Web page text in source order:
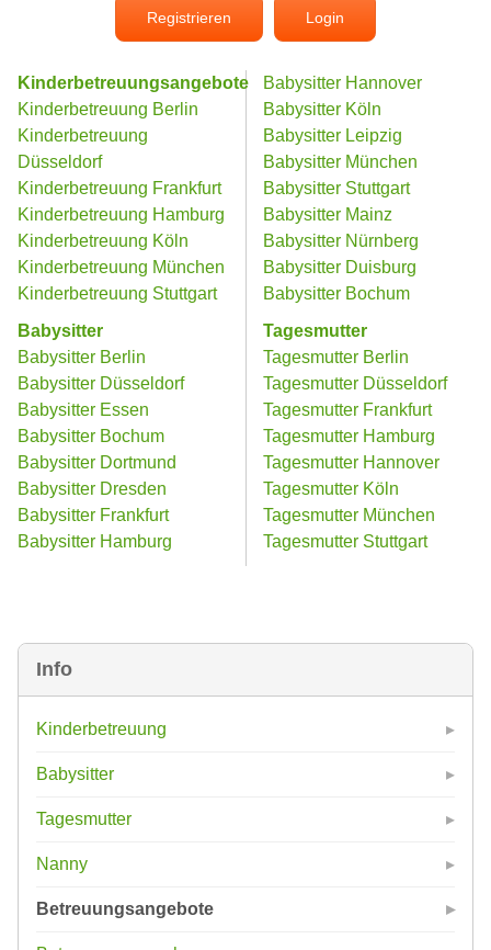
Info
Kinderbetreuung
Babysitter
Tagesmutter
Nanny
Betreuungsangebote
Registrieren Login
Kinderbetreuungsangebote
Kinderbetreuung Berlin
Kinderbetreuung
Düsseldorf
Kinderbetreuung Frankfurt
Kinderbetreuung Hamburg
Kinderbetreuung Köln
Kinderbetreuung München
Kinderbetreuung Stuttgart
Babysitter
Babysitter Berlin
Babysitter Düsseldorf
Babysitter Essen
Babysitter Bochum
Babysitter Dortmund
Babysitter Dresden
Babysitter Frankfurt
Babysitter Hamburg
Babysitter Hannover
Babysitter Köln
Babysitter Leipzig
Babysitter München
Babysitter Stuttgart
Babysitter Mainz
Babysitter Nürnberg
Babysitter Duisburg
Babysitter Bochum
Tagesmutter
Tagesmutter Berlin
Tagesmutter Düsseldorf
Tagesmutter Frankfurt
Tagesmutter Hamburg
Tagesmutter Hannover
Tagesmutter Köln
Tagesmutter München
Tagesmutter Stuttgart